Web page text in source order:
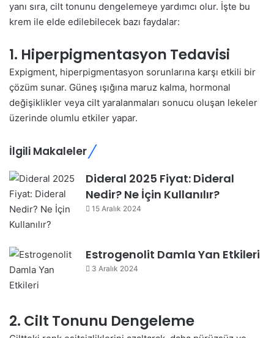
yanı sıra, cilt tonunu dengelemeye yardımcı olur. İşte bu
krem ile elde edilebilecek bazı faydalar:
1. Hiperpigmentasyon Tedavisi
Expigment, hiperpigmentasyon sorunlarına karşı etkili bir
çözüm sunar. Güneş ışığına maruz kalma, hormonal
değişiklikler veya cilt yaralanmaları sonucu oluşan lekeler
üzerinde olumlu etkiler yapar.
İlgili Makaleler
Dideral 2025 Fiyat: Dideral
Nedir? Ne İçin Kullanılır?
15 Aralık 2024
Estrogenolit Damla Yan Etkileri
3 Aralık 2024
2. Cilt Tonunu Dengeleme